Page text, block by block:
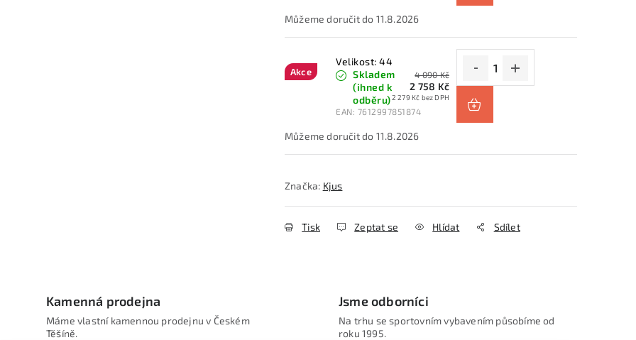
11.8.2026
Akce
Velikost: 44
Skladem
(ihned k
odběru)
EAN: 7612997851874
4 090 Kč
2 758 Kč
2 279 Kč bez DPH
11.8.2026
Značka: Kjus
Tisk Zeptat se Hlídat Sdílet
Kamenná prodejna
Máme vlastní kamennou prodejnu v Českém
Těšíně.
Jsme odborníci
Na trhu se sportovním vybavením působíme od
roku 1995.